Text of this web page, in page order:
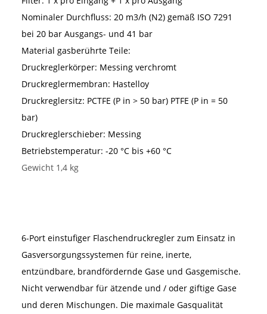
Nominaler Durchfluss: 20 m3/h (N2) gemäß ISO 7291
bei 20 bar Ausgangs- und 41 bar
Material gasberührte Teile:
Druckreglerkörper: Messing verchromt
Druckreglermembran: Hastelloy
Druckreglersitz: PCTFE (P in > 50 bar) PTFE (P in = 50
bar)
Druckreglerschieber: Messing
Betriebstemperatur: -20 °C bis +60 °C
Gewicht 1,4 kg
6-Port einstufiger Flaschendruckregler zum Einsatz in
Gasversorgungssystemen für reine, inerte,
entzündbare, brandfördernde Gase und Gasgemische.
Nicht verwendbar für ätzende und / oder giftige Gase
und deren Mischungen. Die maximale Gasqualität